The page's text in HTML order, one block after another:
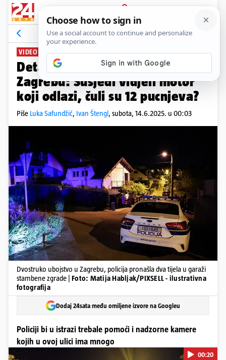
PRIJAVA
News Komentari
VIDEO: UŽAS NA MARKUŠEVCU
Detalji dvostrukog ubojstva u
Zagrebu: Susjedi vidjeli motor
koji odlazi, čuli su 12 pucnjeva?
Piše Luka Safundžić, Ivan Štengl, subota, 14.6.2025. u 00:03
Dvostruko ubojstvo u Zagrebu, policija pronašla dva tijela u garaži
stambene zgrade | Foto: Matija Habljak/PIXSELL - ilustrativna
fotografija
Dodaj 24sata među omiljene izvore na Googleu
Policiji bi u istrazi trebale pomoći i nadzorne kamere
kojih u ovoj ulici ima mnogo
00:20